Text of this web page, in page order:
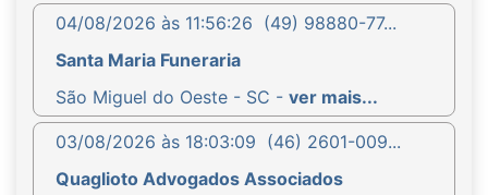
04/08/2026 às 11:56:26 (49) 98880-77...
Santa Maria Funeraria
São Miguel do Oeste - SC - ver mais...
03/08/2026 às 18:03:09 (46) 2601-009...
Quaglioto Advogados Associados